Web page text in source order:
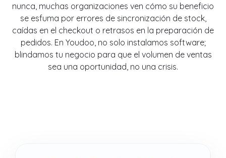
nunca, muchas organizaciones ven cómo su beneficio
se esfuma por errores de sincronización de stock,
caídas en el checkout o retrasos en la preparación de
pedidos. En Youdoo, no solo instalamos software;
blindamos tu negocio para que el volumen de ventas
sea una oportunidad, no una crisis.